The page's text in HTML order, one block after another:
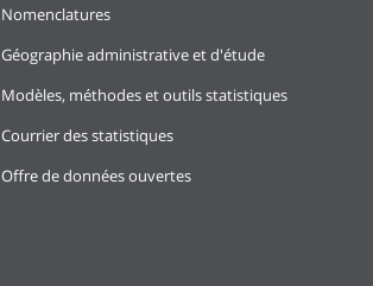
Nomenclatures
Géographie administrative et d'étude
Modèles, méthodes et outils statistiques
Courrier des statistiques
Offre de données ouvertes